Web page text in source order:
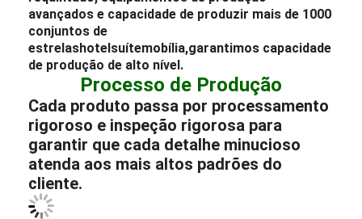
Fábrica e Salão de Exposições
Através de anos de dedicação, DingHao
(BUVMAMO) evoluiu para um serviço
personalizado em grande
escala hotelengenhariamobília grupo, operando
uma fábrica de 3.000 metros quadrados com mais
de 200 funcionários. Nosso sistema de produtos
cobre todos os detalhes, desdesaguões de
hotéis
salões
conferências, áreas externas,
banheiros, portas, abrangendo